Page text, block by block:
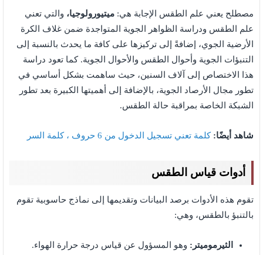
مصطلح يعني علم الطقس الإجابة هي: ميتيورولوجيا، والتي تعني
علم الطقس ودراسة الظواهر الجوية المتواجدة ضمن غلاف الكرة
الأرضية الجوي، إضافةً إلى تركيزها على كافة ما يحدث بالنسبة إلى
التنبؤات الجوية وأحوال الطقس والأحوال الجوية. كما تعود دراسة
هذا الاختصاص إلى آلاف السنين، حيث ساهمت بشكل أساسي في
تطور مجال الأرصاد الجوية، بالإضافة إلى أهميتها الكبيرة بعد تطور
الشبكة الخاصة بمراقبة حالة الطقس.
شاهد أيضًا:كلمة تعني تسجيل الدخول من 6 حروف ، كلمة السر
أدوات قياس الطقس
تقوم هذه الأدوات برصد البيانات وتقديمها إلى نماذج حاسوبية تقوم
بالتنبؤ بالطقس، وهي:
الثيرموميتر: وهو المسؤول عن قياس درجة حرارة الهواء.